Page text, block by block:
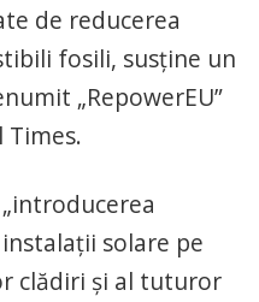
de reducerea
fosili, susţine un
„RepowerEU”
Times.
solare pe
clădiri şi al tuturor